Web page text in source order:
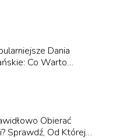
Dania
Co Warto
Obierać
Sprawdź, Od Której